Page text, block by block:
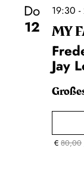
Do
12
19:30
MY
Jay
€80,00